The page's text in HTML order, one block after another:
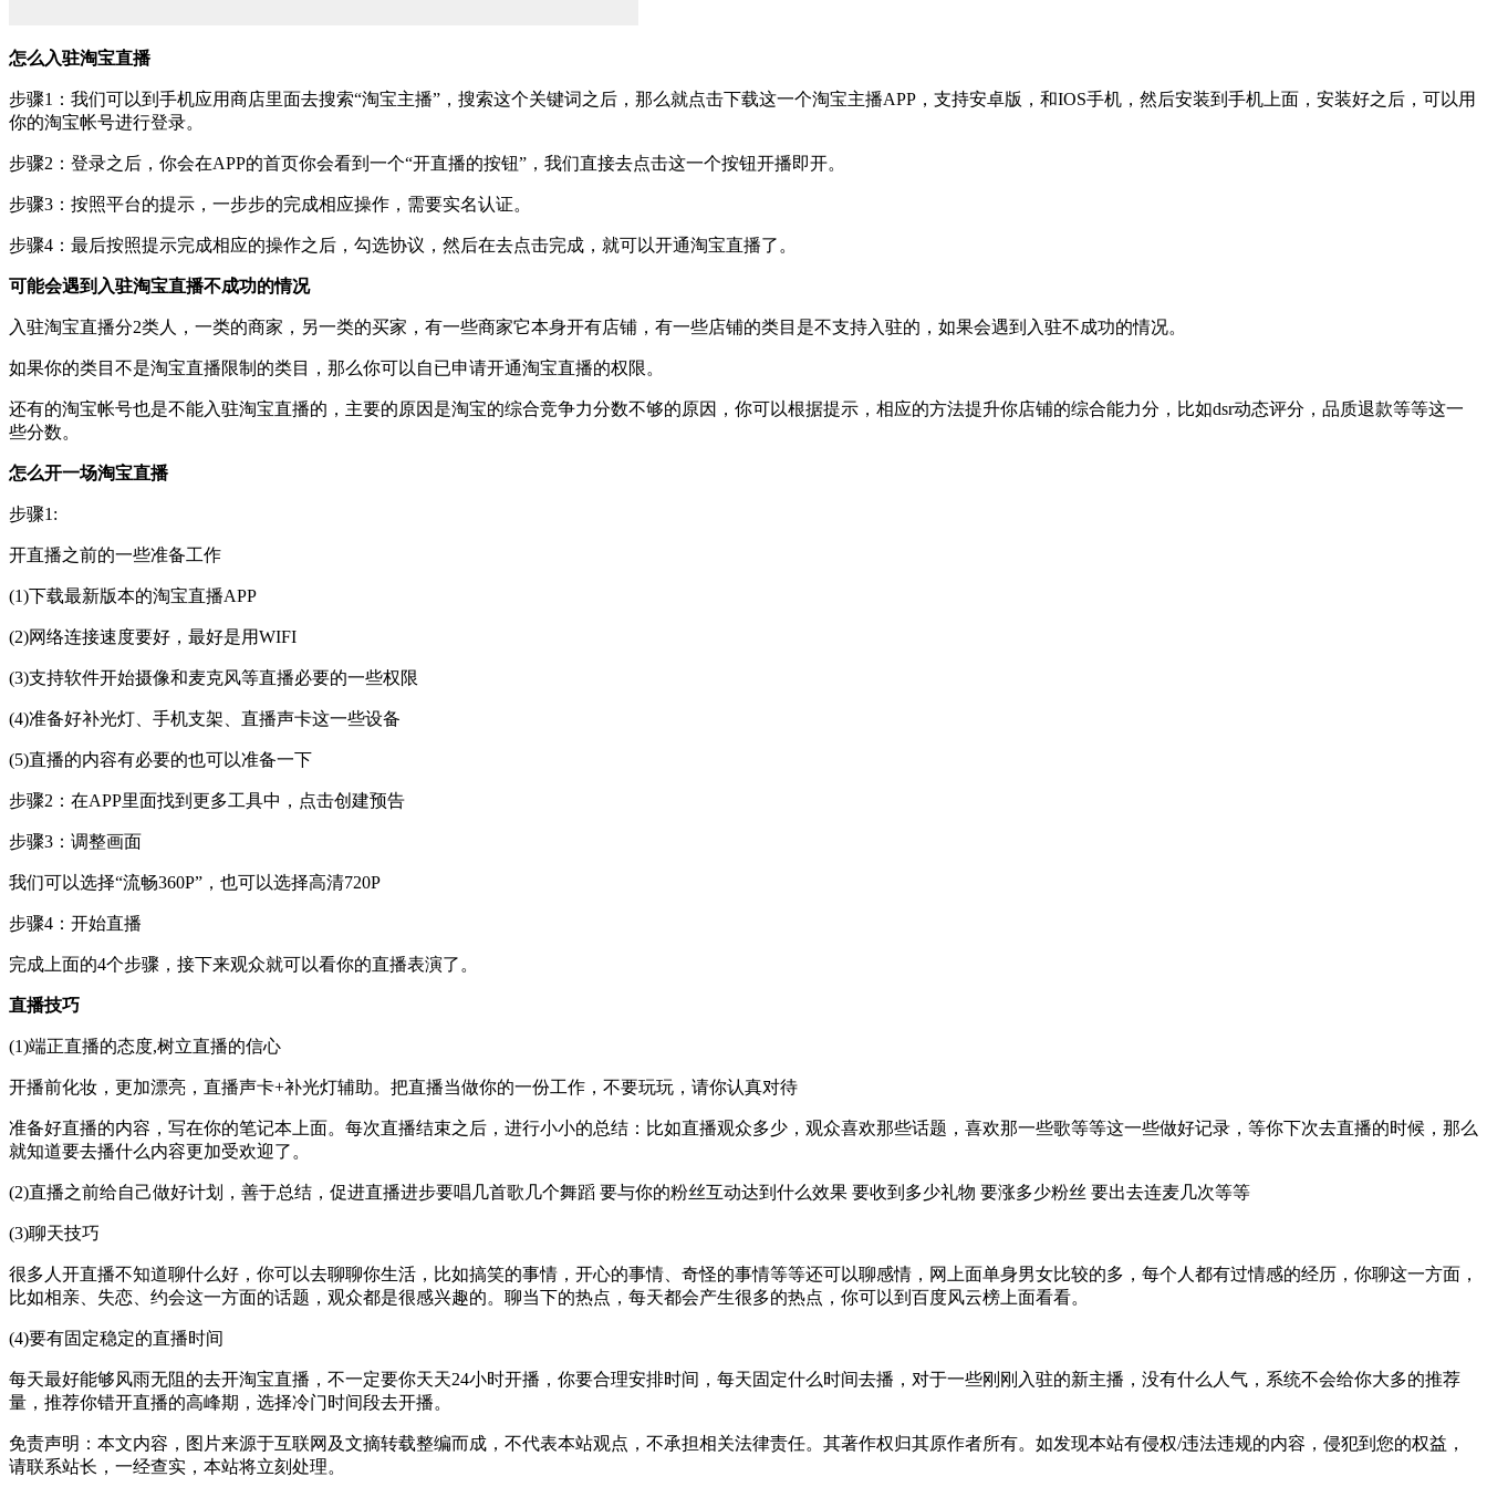
怎么入驻淘宝直播
步骤1：我们可以到手机应用商店里面去搜索“淘宝主播”，搜索这个关键词之后，那么就点击下载这一个淘宝主播APP，支持安卓版，和IOS手机，然后安装到手机上面，安装好之后，可以用
你的淘宝帐号进行登录。
步骤2：登录之后，你会在APP的首页你会看到一个“开直播的按钮”，我们直接去点击这一个按钮开播即开。
步骤3：按照平台的提示，一步步的完成相应操作，需要实名认证。
步骤4：最后按照提示完成相应的操作之后，勾选协议，然后在去点击完成，就可以开通淘宝直播了。
可能会遇到入驻淘宝直播不成功的情况
入驻淘宝直播分2类人，一类的商家，另一类的买家，有一些商家它本身开有店铺，有一些店铺的类目是不支持入驻的，如果会遇到入驻不成功的情况。
如果你的类目不是淘宝直播限制的类目，那么你可以自已申请开通淘宝直播的权限。
还有的淘宝帐号也是不能入驻淘宝直播的，主要的原因是淘宝的综合竞争力分数不够的原因，你可以根据提示，相应的方法提升你店铺的综合能力分，比如dsr动态评分，品质退款等等这一
些分数。
怎么开一场淘宝直播
步骤1:
开直播之前的一些准备工作
(1)下载最新版本的淘宝直播APP
(2)网络连接速度要好，最好是用WIFI
(3)支持软件开始摄像和麦克风等直播必要的一些权限
(4)准备好补光灯、手机支架、直播声卡这一些设备
(5)直播的内容有必要的也可以准备一下
步骤2：在APP里面找到更多工具中，点击创建预告
步骤3：调整画面
我们可以选择“流畅360P”，也可以选择高清720P
步骤4：开始直播
完成上面的4个步骤，接下来观众就可以看你的直播表演了。
直播技巧
(1)端正直播的态度,树立直播的信心
开播前化妆，更加漂亮，直播声卡+补光灯辅助。把直播当做你的一份工作，不要玩玩，请你认真对待
准备好直播的内容，写在你的笔记本上面。每次直播结束之后，进行小小的总结：比如直播观众多少，观众喜欢那些话题，喜欢那一些歌等等这一些做好记录，等你下次去直播的时候，那么
就知道要去播什么内容更加受欢迎了。
(2)直播之前给自己做好计划，善于总结，促进直播进步要唱几首歌几个舞蹈 要与你的粉丝互动达到什么效果 要收到多少礼物 要涨多少粉丝 要出去连麦几次等等
(3)聊天技巧
很多人开直播不知道聊什么好，你可以去聊聊你生活，比如搞笑的事情，开心的事情、奇怪的事情等等还可以聊感情，网上面单身男女比较的多，每个人都有过情感的经历，你聊这一方面，
比如相亲、失恋、约会这一方面的话题，观众都是很感兴趣的。聊当下的热点，每天都会产生很多的热点，你可以到百度风云榜上面看看。
(4)要有固定稳定的直播时间
每天最好能够风雨无阻的去开淘宝直播，不一定要你天天24小时开播，你要合理安排时间，每天固定什么时间去播，对于一些刚刚入驻的新主播，没有什么人气，系统不会给你大多的推荐
量，推荐你错开直播的高峰期，选择冷门时间段去开播。
免责声明：本文内容，图片来源于互联网及文摘转载整编而成，不代表本站观点，不承担相关法律责任。其著作权归其原作者所有。如发现本站有侵权/违法违规的内容，侵犯到您的权益，
请联系站长，一经查实，本站将立刻处理。